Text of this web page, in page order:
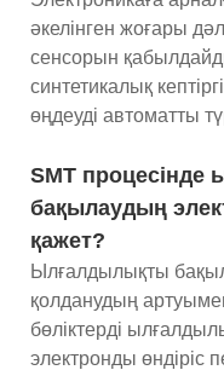
әкелінген жоғары
сенсорын
синтетикалық
өңдеуді автоматты
SMT
бақылаудың
қажет?
Ылғалдылықты
қолданудың
бөліктерді
электронды өндіріс